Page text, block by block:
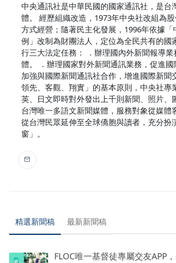
中央通訊社是中華民國的國家通訊社，是台
體。 經歷組織改造，1973年中央社改組為
方式經營；隨著民主化發展，1996年依據「
例」改制為財團法人，定位為全民共有的國
行三大法定任務： ．辦理國內外新聞報導
體。 ．辦理國家對外新聞通訊業務，促進國
加強與國際新聞通訊社合作，增進國際新聞
領先、客觀、翔實」的基本原則，中央社專
英、日文即時對外發出上千則新聞、照片、
台灣唯一多語文新聞媒體，服務對象從媒體
從台灣民眾延伸至全球僑胞與讀者，充分扮
窗」。
精選新聞稿 最新新聞稿
FLOC唯一基督徒專屬交友APP